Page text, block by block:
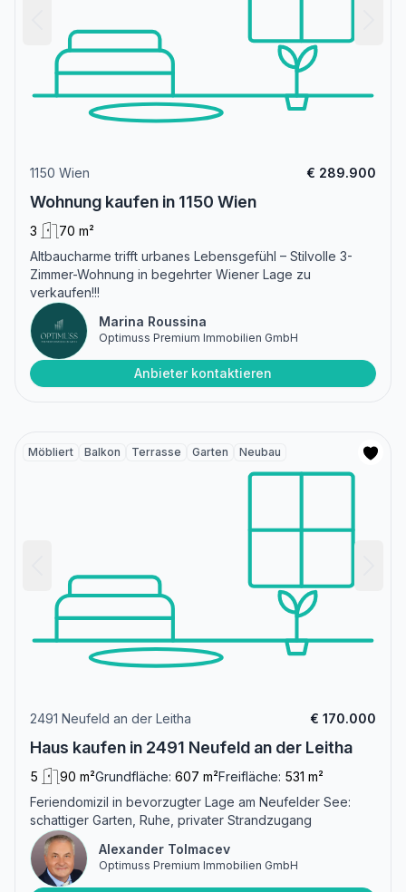
1150 Wien € 289.900
Wohnung kaufen in 1150 Wien
3
70 m²
Altbaucharme trifft urbanes Lebensgefühl – Stilvolle 3-
Zimmer-Wohnung in begehrter Wiener Lage zu
verkaufen!!!
Marina Roussina
Optimuss Premium Immobilien GmbH
Anbieter kontaktieren
Möbliert Balkon Terrasse Garten Neubau
2491 Neufeld an der Leitha € 170.000
Haus kaufen in 2491 Neufeld an der Leitha
5 90 m²Grundfläche: 607 m²Freifläche: 531 m²
Feriendomizil in bevorzugter Lage am Neufelder See:
schattiger Garten, Ruhe, privater Strandzugang
Alexander Tolmacev
Optimuss Premium Immobilien GmbH